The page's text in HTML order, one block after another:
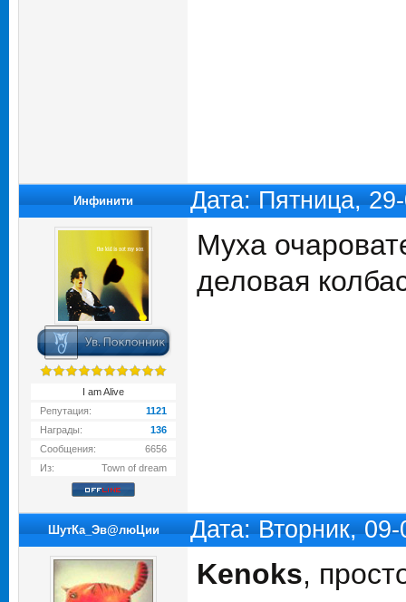
Инфинити Дата: Пятница,
I am Alive
Репутация:
1121
Награды:
136
Сообщения:
6656
Из:
Town of dream
Муха
деловая
ШутКа_Эв@люЦии Дата: Вторник,
Kenoks,